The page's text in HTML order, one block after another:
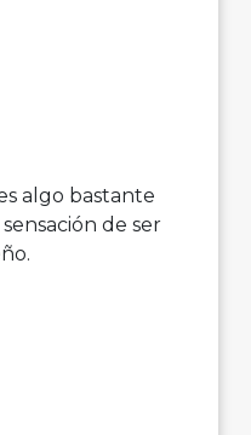
algo bastante
de ser